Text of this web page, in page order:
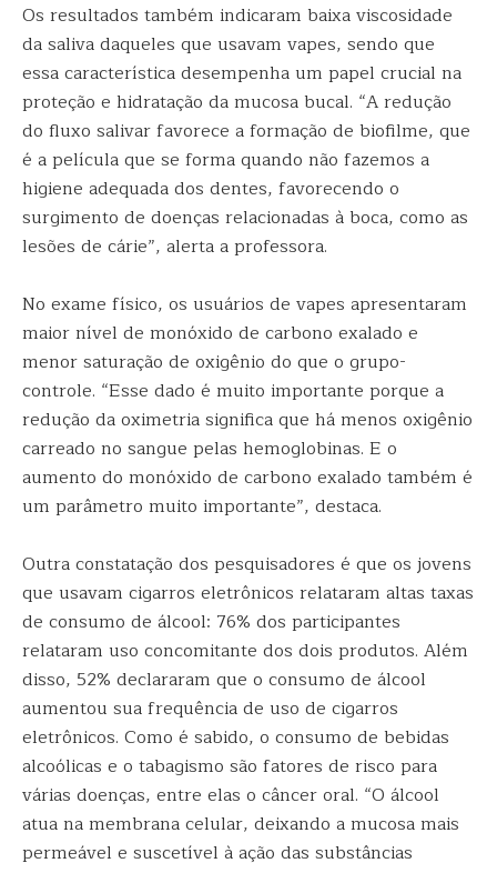
Os resultados também indicaram baixa viscosidade
da saliva daqueles que usavam vapes, sendo que
essa característica desempenha um papel crucial na
proteção e hidratação da mucosa bucal. “A redução
do fluxo salivar favorece a formação de biofilme, que
é a película que se forma quando não fazemos a
higiene adequada dos dentes, favorecendo o
surgimento de doenças relacionadas à boca, como as
lesões de cárie”, alerta a professora.
No exame físico, os usuários de vapes apresentaram
maior nível de monóxido de carbono exalado e
menor saturação de oxigênio do que o grupo-
controle. “Esse dado é muito importante porque a
redução da oximetria significa que há menos oxigênio
carreado no sangue pelas hemoglobinas. E o
aumento do monóxido de carbono exalado também é
um parâmetro muito importante”, destaca.
Outra constatação dos pesquisadores é que os jovens
que usavam cigarros eletrônicos relataram altas taxas
de consumo de álcool: 76% dos participantes
relataram uso concomitante dos dois produtos. Além
disso, 52% declararam que o consumo de álcool
aumentou sua frequência de uso de cigarros
eletrônicos. Como é sabido, o consumo de bebidas
alcoólicas e o tabagismo são fatores de risco para
várias doenças, entre elas o câncer oral. “O álcool
atua na membrana celular, deixando a mucosa mais
permeável e suscetível à ação das substâncias